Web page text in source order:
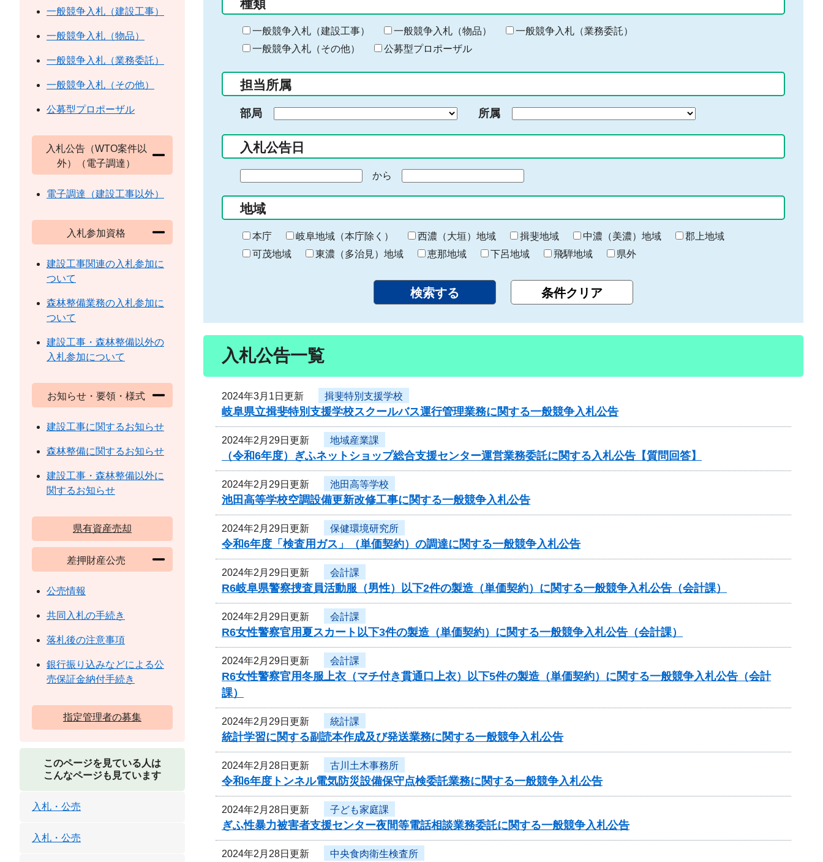
る
キ
ー
ー
入
力
種類
一般競争入札（建設工事） 一般競争入札（物品）
一般競争入札（業務委託）
一般競争入札（その他）
公募型プロポーザル
担当所属
部局 所属
入札公告日
の
始
ま
り
から
終
わ
り
地域
本庁 岐阜地域（本庁除く） 西濃（大垣）地域 揖斐地域 中濃（美濃）地域
郡上地域
可茂地域
東濃（多治見）地域 恵那地域 下呂地域 飛騨地域 県外
入札公告一覧
2024年3月1日更新 揖斐特別支援学校
岐阜県立揖斐特別支援学校スクールバス運行管理業務に関する一般競争入札公告
2024年2月29日更新 地域産業課
（令和6年度）ぎふネットショップ総合支援センター運営業務委託に関する入札公告【質問回答】
2024年2月29日更新 池田高等学校
池田高等学校空調設備更新改修工事に関する一般競争入札公告
2024年2月29日更新 保健環境研究所
令和6年度「検査用ガス」（単価契約）の調達に関する一般競争入札公告
2024年2月29日更新 会計課
R6岐阜県警察捜査員活動服（男性）以下2件の製造（単価契約）に関する一般競争入札公告（会計課）
2024年2月29日更新 会計課
R6女性警察官用夏スカート以下3件の製造（単価契約）に関する一般競争入札公告（会計課）
2024年2月29日更新 会計課
R6女性警察官用冬服上衣（マチ付き貫通口上衣）以下5件の製造（単価契約）に関する一般競争入札公告（会計
課）
2024年2月29日更新 統計課
統計学習に関する副読本作成及び発送業務に関する一般競争入札公告
2024年2月28日更新 古川土木事務所
令和6年度トンネル電気防災設備保守点検委託業務に関する一般競争入札公告
2024年2月28日更新 子ども家庭課
ぎふ性暴力被害者支援センター夜間等電話相談業務委託に関する一般競争入札公告
2024年2月28日更新 中央食肉衛生検査所
一般競争入札（建設工事）
一般競争入札（物品）
一般競争入札（業務委託）
一般競争入札（その他）
公募型プロポーザル
入札公告（WTO案件以
外）（電子調達）
電子調達（建設工事以外）
入札参加資格
建設工事関連の入札参加に
ついて
森林整備業務の入札参加に
ついて
建設工事・森林整備以外の
入札参加について
お知らせ・要領・様式
建設工事に関するお知らせ
森林整備に関するお知らせ
建設工事・森林整備以外に
関するお知らせ
県有資産売却
差押財産公売
公売情報
共同入札の手続き
落札後の注意事項
銀行振り込みなどによる公
売保証金納付手続き
指定管理者の募集
このページを見ている人は
こんなページも見ています
入札・公売
入札・公売